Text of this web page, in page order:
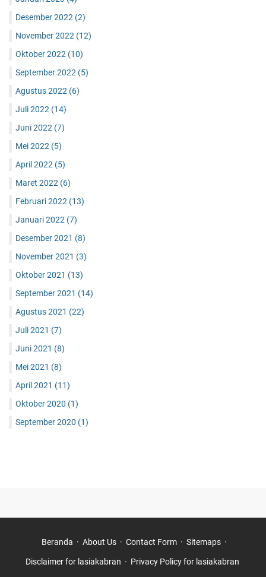
Desember 2022 (2)
November 2022 (12)
Oktober 2022 (10)
September 2022 (5)
Agustus 2022 (6)
Juli 2022 (14)
Juni 2022 (7)
Mei 2022 (5)
April 2022 (5)
Maret 2022 (6)
Februari 2022 (13)
Januari 2022 (7)
Desember 2021 (8)
November 2021 (3)
Oktober 2021 (13)
September 2021 (14)
Agustus 2021 (22)
Juli 2021 (7)
Juni 2021 (8)
Mei 2021 (8)
April 2021 (11)
Oktober 2020 (1)
September 2020 (1)
Beranda About Us Contact Form Sitemaps
Disclaimer for lasiakabran Privacy Policy for lasiakabran ‎